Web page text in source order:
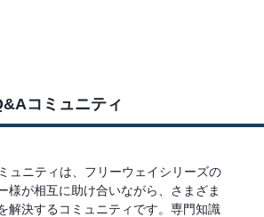
コミュニティ
ュニティは、フリーウェイシリーズの
様が相互に助け合いながら、さまざま
解決するコミュニティです。専門知識